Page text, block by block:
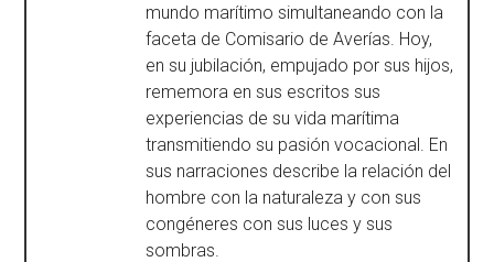
mundo marítimo simultaneando con la
faceta de Comisario de Averías. Hoy,
en su jubilación, empujado por sus hijos,
rememora en sus escritos sus
experiencias de su vida marítima
transmitiendo su pasión vocacional. En
sus narraciones describe la relación del
hombre con la naturaleza y con sus
congéneres con sus luces y sus
sombras.